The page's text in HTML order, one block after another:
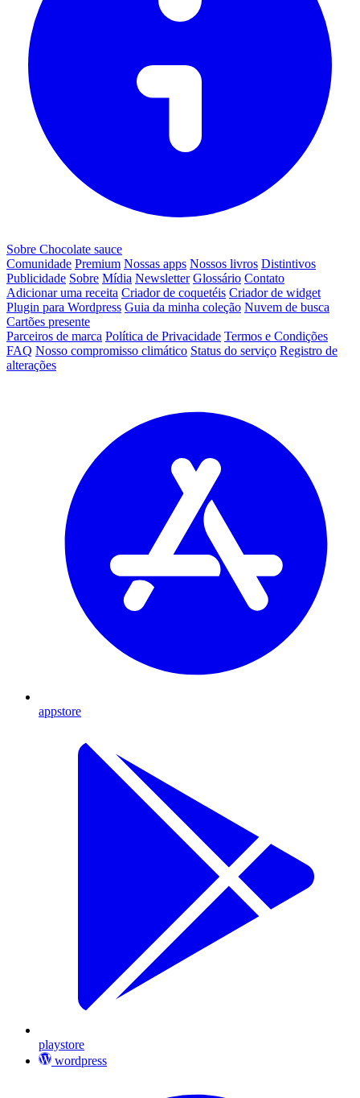
Sobre Chocolate sauce
Comunidade Premium Nossas apps Nossos livros Distintivos
Publicidade Sobre Mídia Newsletter Glossário Contato
Adicionar uma receita Criador de coquetéis Criador de widget
Plugin para Wordpress Guia da minha coleção Nuvem de busca
Cartões presente
Parceiros de marca Política de Privacidade Termos e Condições
FAQ Nosso compromisso climático Status do serviço Registro de
alterações
appstore
playstore
wordpress